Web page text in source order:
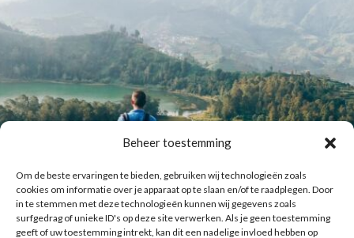
Beheer toestemming
Om de beste ervaringen te bieden, gebruiken wij technologieën zoals
cookies om informatie over je apparaat op te slaan en/of te raadplegen. Door
in te stemmen met deze technologieën kunnen wij gegevens zoals
surfgedrag of unieke ID's op deze site verwerken. Als je geen toestemming
geeft of uw toestemming intrekt, kan dit een nadelige invloed hebben op